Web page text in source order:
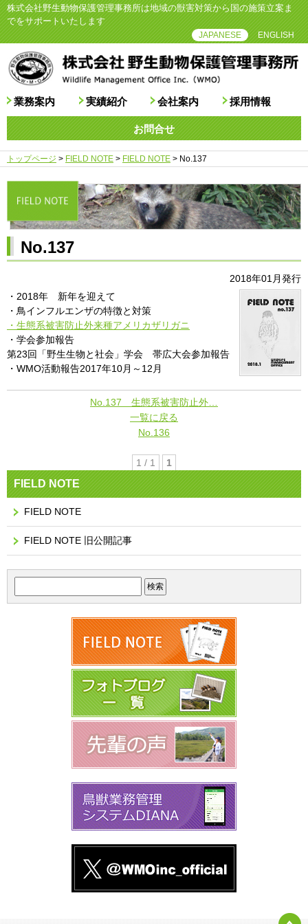
株式会社野生動物保護管理事務所は地域の獣害対策から国の施策立案ま
でをサポートいたします
JAPANESE ENGLISH
業務案内 実績紹介 会社案内 採用情報
お問合せ
トップページ > FIELD NOTE > FIELD NOTE > No.137
No.137
2018年01月発行
・2018年 新年を迎えて
・鳥インフルエンザの特徴と対策
・生態系被害防止外来種アメリカザリガニ
・学会参加報告
第23回「野生生物と社会」学会 帯広大会参加報告
・WMO活動報告2017年10月～12月
No.137 生態系被害防止外…
一覧に戻る
No.136
1 / 1 1
FIELD NOTE
FIELD NOTE
FIELD NOTE 旧公開記事